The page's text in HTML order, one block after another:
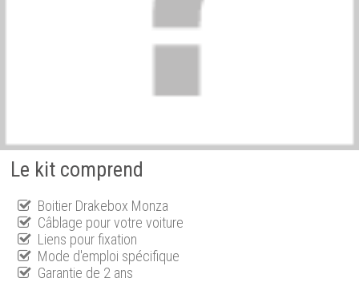
Le kit comprend
Boitier Drakebox Monza
Câblage pour votre voiture
Liens pour fixation
Mode d'emploi spécifique
Garantie de 2 ans